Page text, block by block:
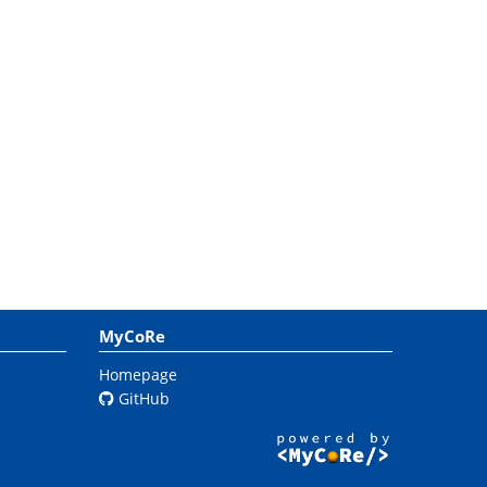
MyCoRe
Homepage
GitHub